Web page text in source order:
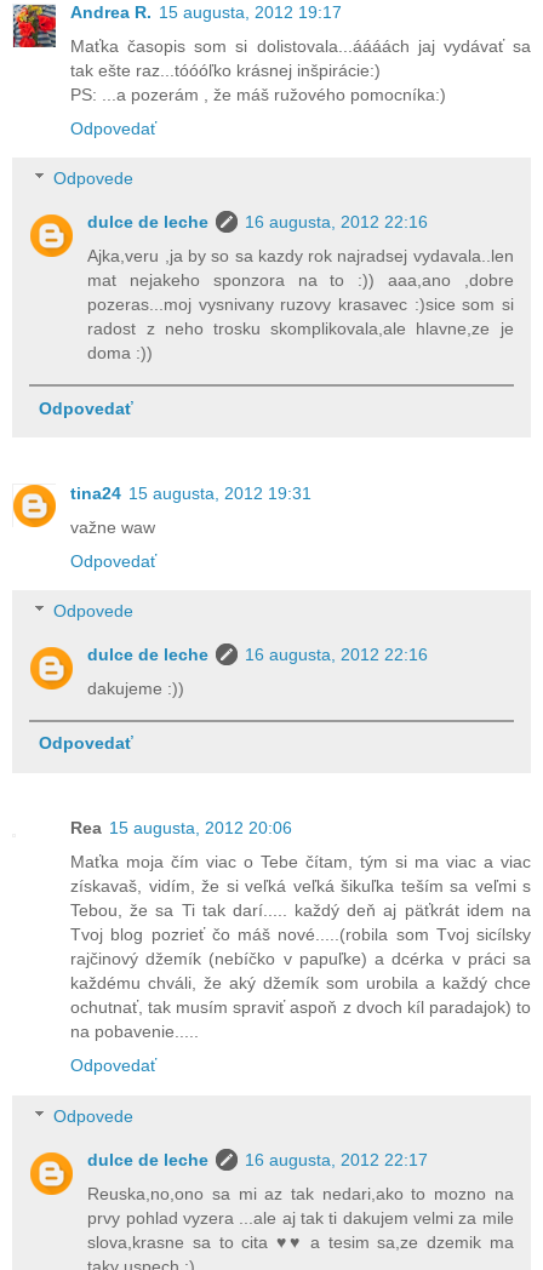
Andrea R. 15 augusta, 2012 19:17
Maťka časopis som si dolistovala...áááách jaj vydávať sa
tak ešte raz...tóóóľko krásnej inšpirácie:)
PS: ...a pozerám , že máš ružového pomocníka:)
Odpovedať
Odpovede
dulce de leche
16 augusta, 2012 22:16
Ajka,veru ,ja by so sa kazdy rok najradsej vydavala..len
mat nejakeho sponzora na to :)) aaa,ano ,dobre
pozeras...moj vysnivany ruzovy krasavec :)sice som si
radost z neho trosku skomplikovala,ale hlavne,ze je
doma :))
Odpovedať
tina24 15 augusta, 2012 19:31
važne waw
Odpovedať
Odpovede
dulce de leche
16 augusta, 2012 22:16
dakujeme :))
Odpovedať
Rea 15 augusta, 2012 20:06
Maťka moja čím viac o Tebe čítam, tým si ma viac a viac
získavaš, vidím, že si veľká veľká šikuľka teším sa veľmi s
Tebou, že sa Ti tak darí..... každý deň aj päťkrát idem na
Tvoj blog pozrieť čo máš nové.....(robila som Tvoj sicílsky
rajčinový džemík (nebíčko v papuľke) a dcérka v práci sa
každému chváli, že aký džemík som urobila a každý chce
ochutnať, tak musím spraviť aspoň z dvoch kíl paradajok) to
na pobavenie.....
Odpovedať
Odpovede
dulce de leche
16 augusta, 2012 22:17
Reuska,no,ono sa mi az tak nedari,ako to mozno na
prvy pohlad vyzera ...ale aj tak ti dakujem velmi za mile
slova,krasne sa to cita ♥♥ a tesim sa,ze dzemik ma